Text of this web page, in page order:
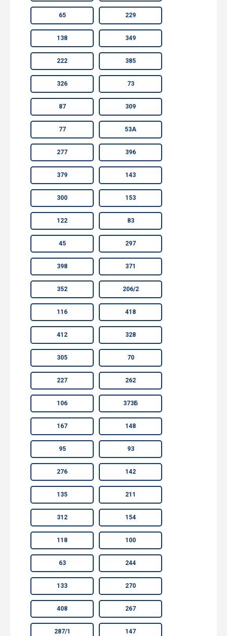
65 229
138 349
222 385
326 73
87 309
77 53А
277 396
379 143
300 153
122 83
45 297
398 371
352 206/2
116 418
412 328
305 70
227 262
106 373Б
167 148
95 93
276 142
135 211
312 154
118 100
63 244
133 270
408 267
287/1 147